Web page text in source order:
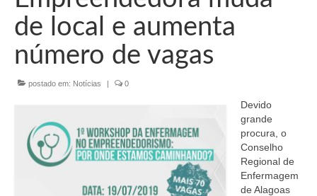
Conselheiros e Diretoria
Câmaras Técnicas
Carta de Serviços ao Cidadão
Transparência e Prestação de Contas
de local e aumenta
número de vagas
postado em: Notícias | 0
Devido
grande
procura, o
Conselho
Regional de
Enfermagem
de Alagoas